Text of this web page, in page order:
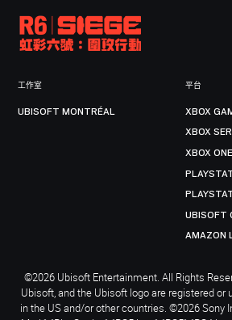
工作室
UBISOFT MONTRÉAL
平台
XBOX
XBOX
XBOX ONE
UBISOFT
AMAZON
©2026 Ubisoft Entertainment. All Rights
Ubisoft, and the Ubisoft logo are registered
in the US and/or other countries. ©2026 Sony